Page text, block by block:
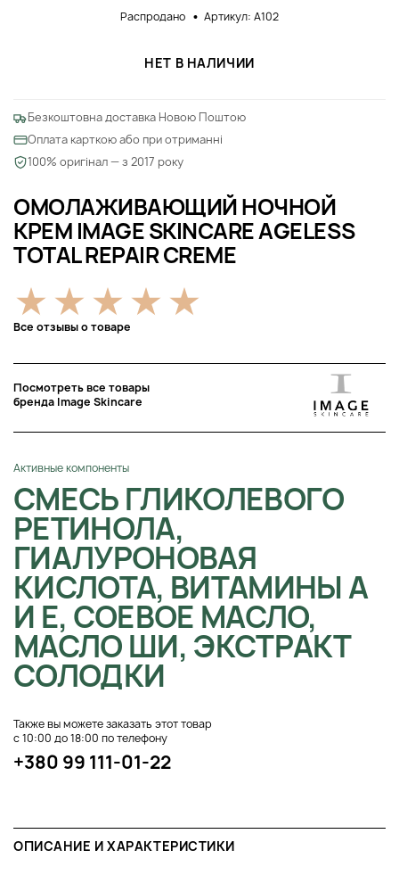
ОМОЛАЖИВАЮЩИЙ НОЧНОЙ
КРЕМ IMAGE SKINCARE AGELESS
TOTAL REPAIR CREME
Все отзывы о товаре
Посмотреть все товары
бренда Image Skincare
Активные компоненты
СМЕСЬ ГЛИКОЛЕВОГО
РЕТИНОЛА,
ГИАЛУРОНОВАЯ
КИСЛОТА, ВИТАМИНЫ А
И Е, СОЕВОЕ МАСЛО,
МАСЛО ШИ, ЭКСТРАКТ
СОЛОДКИ
Также вы можете заказать этот товар
с 10:00 до 18:00 по телефону
+380 99 111-01-22
Распродано Артикул: A102
НЕТ В НАЛИЧИИ
Безкоштовна доставка Новою Поштою
Оплата карткою або при отриманні
100% оригінал — з 2017 року
ОПИСАНИЕ И ХАРАКТЕРИСТИКИ